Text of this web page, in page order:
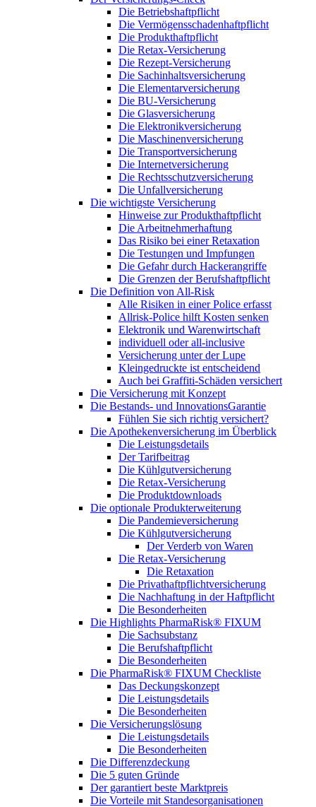
Die Betriebshaftpflicht
Die Vermögensschadenhaftpflicht
Die Produkthaftpflicht
Die Retax-Versicherung
Die Rezept-Versicherung
Die Sachinhaltsversicherung
Die Elementarversicherung
Die BU-Versicherung
Die Glasversicherung
Die Elektronikversicherung
Die Maschinenversicherung
Die Transportversicherung
Die Internetversicherung
Die Rechtsschutzversicherung
Die Unfallversicherung
Die wichtigste Versicherung
Hinweise zur Produkthaftpflicht
Die Arbeitnehmerhaftung
Das Risiko bei einer Retaxation
Die Testungen und Impfungen
Die Gefahr durch Hackerangriffe
Die Grenzen der Berufshaftpflicht
Die Definition von All-Risk
Alle Risiken in einer Police erfasst
Allrisk-Police hilft Kosten senken
Elektronik und Warenwirtschaft
individuell oder all-inclusive
Versicherung unter der Lupe
Kleingedruckte ist entscheidend
Auch bei Graffiti-Schäden versichert
Die Versicherung mit Konzept
Die Bestands- und InnovationsGarantie
Fühlen Sie sich richtig versichert?
Die Apothekenversicherung im Überblick
Die Leistungsdetails
Der Tarifbeitrag
Die Kühlgutversicherung
Die Retax-Versicherung
Die Produktdownloads
Die optionale Produkterweiterung
Die Pandemieversicherung
Die Kühlgutversicherung
Der Verderb von Waren
Die Retax-Versicherung
Die Retaxation
Die Privathaftpflichtversicherung
Die Nachhaftung in der Haftpflicht
Die Besonderheiten
Die Highlights PharmaRisk® FIXUM
Die Sachsubstanz
Die Berufshaftpflicht
Die Besonderheiten
Die PharmaRisk® FIXUM Checkliste
Das Deckungskonzept
Die Leistungsdetails
Die Besonderheiten
Die Versicherungslösung
Die Leistungsdetails
Die Besonderheiten
Die Differenzdeckung
Die 5 guten Gründe
Der garantiert beste Marktpreis
Die Vorteile mit Standesorganisationen